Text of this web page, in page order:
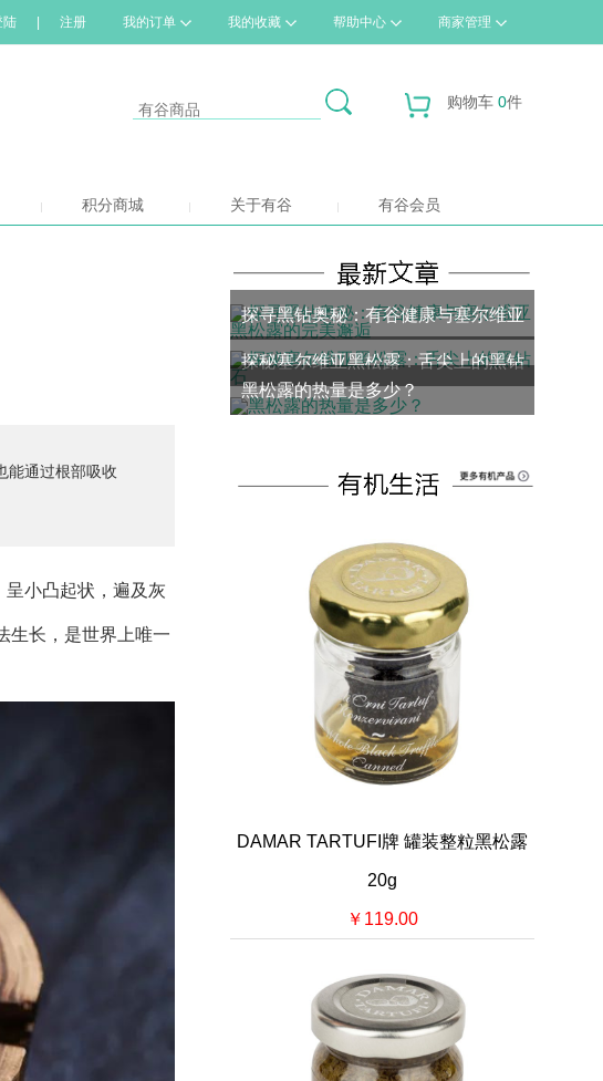
陆 注册 我的订单 我的收藏 帮助中心 商家管理
购物车 0件
积分商城 关于有谷 有谷会员
能通过根部吸收
小凸起状，遍及灰
生长，是世界上唯一
探寻黑钻奥秘：有谷健康与塞尔维亚
黑松露的完美邂逅
探秘塞尔维亚黑松露：舌尖上的黑钻
石
黑松露的热量是多少？
DAMAR TARTUFI牌 罐装整粒黑松露
20g
￥119.00